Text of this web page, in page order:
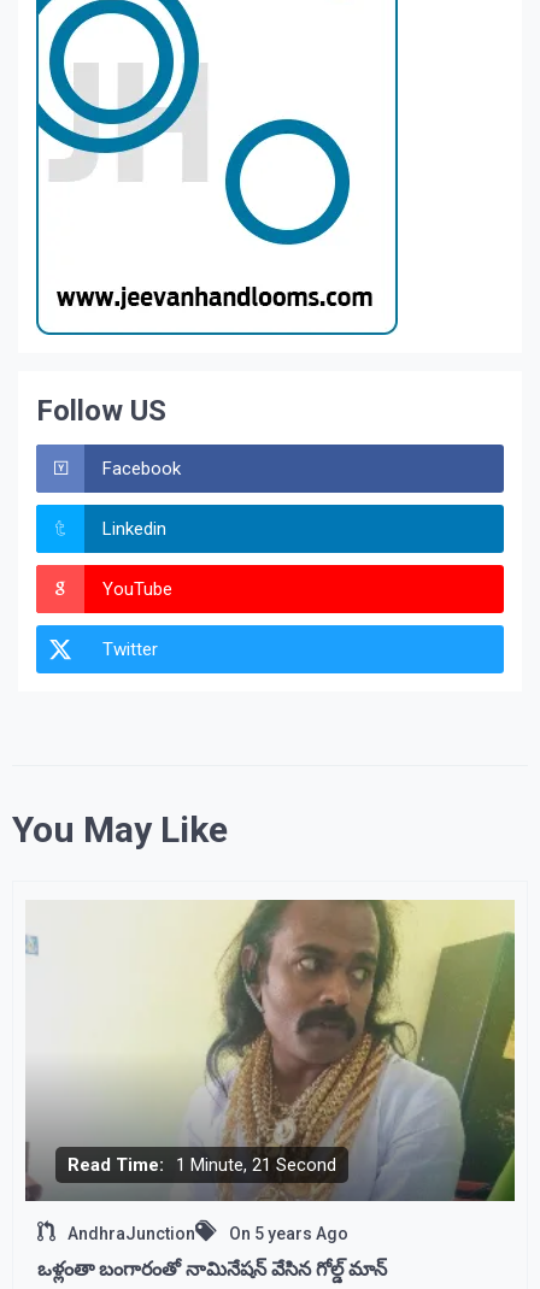
Follow US
Facebook
Linkedin
YouTube
Twitter
You May Like
Read Time: 1 Minute, 21 Second
AndhraJunction On 5 years Ago
ఒళ్లంతా బంగారంతో నామినేషన్ వేసిన గోల్డ్ మాన్